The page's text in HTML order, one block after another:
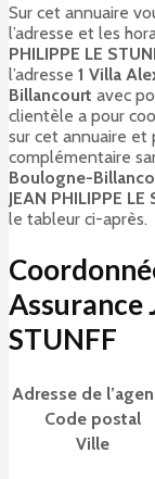
Sur cet annuaire
l’adresse et les
PHILIPPE LE
l’adresse 1 Villa
Billancourt avec
clientèle a pour
sur cet annuaire et
complémentaire
Boulogne-
JEAN PHILIPPE LE
le tableur ci-après.
Assurance
STUNFF
Adresse de
Code postal
Ville